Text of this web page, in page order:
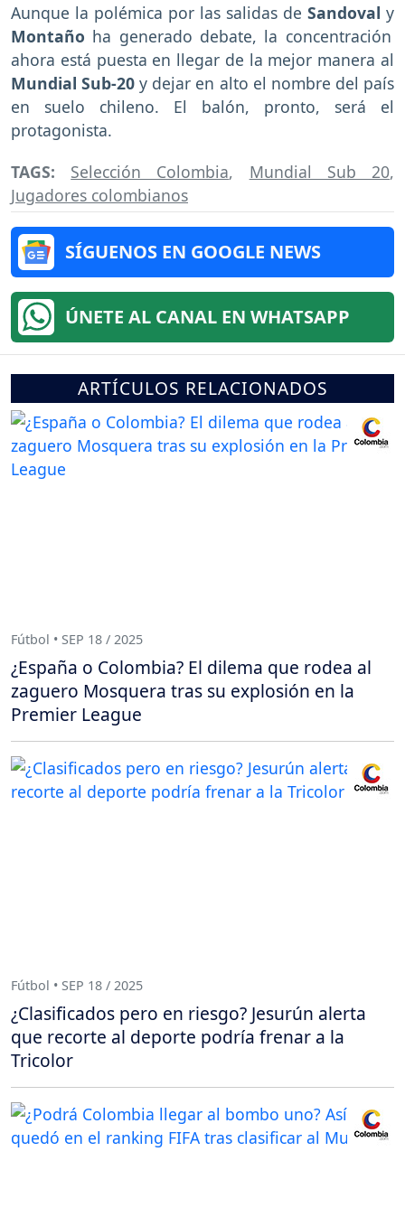
Aunque la polémica por las salidas de Sandoval y
Montaño ha generado debate, la concentración
ahora está puesta en llegar de la mejor manera al
Mundial Sub-20 y dejar en alto el nombre del país
en suelo chileno. El balón, pronto, será el
protagonista.
TAGS: Selección Colombia, Mundial Sub 20,
Jugadores colombianos
SÍGUENOS EN GOOGLE NEWS
ÚNETE AL CANAL EN WHATSAPP
ARTÍCULOS RELACIONADOS
Fútbol • SEP 18 / 2025
¿España o Colombia? El dilema que rodea al
zaguero Mosquera tras su explosión en la
Premier League
Fútbol • SEP 18 / 2025
¿Clasificados pero en riesgo? Jesurún alerta
que recorte al deporte podría frenar a la
Tricolor